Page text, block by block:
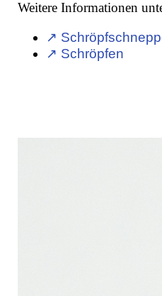
Weitere Informationen
↗
↗ Schröpfen